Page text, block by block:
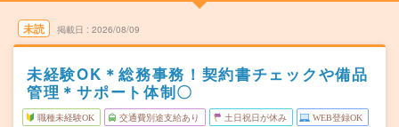
未読 掲載日 2026/08/09
未経験OK＊総務事務！契約書チェックや備品
管理＊サポート体制〇
職種未経験OK 交通費別途支給あり 土日祝日が休み WEB登録OK